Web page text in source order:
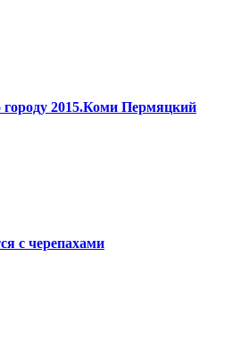
2015.Коми Пермяцкий
с черепахами